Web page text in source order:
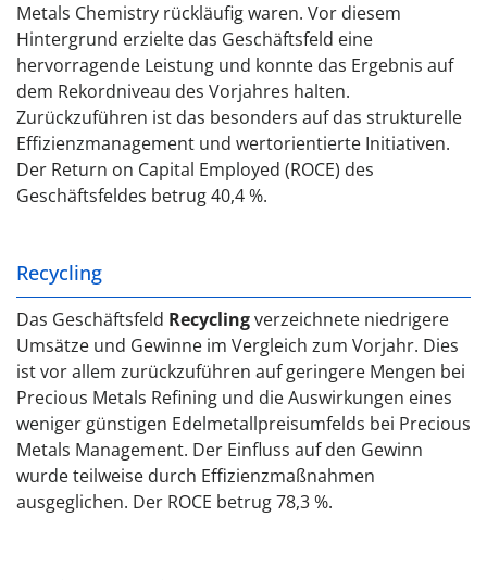
Metals Chemistry rückläufig waren. Vor diesem
Hintergrund erzielte das Geschäftsfeld eine
hervorragende Leistung und konnte das Ergebnis auf
dem Rekordniveau des Vorjahres halten.
Zurückzuführen ist das besonders auf das strukturelle
Effizienzmanagement und wertorientierte Initiativen.
Der Return on Capital Employed (ROCE) des
Geschäftsfeldes betrug 40,4 %.
Recycling
Das Geschäftsfeld Recyclingverzeichnete niedrigere
Umsätze und Gewinne im Vergleich zum Vorjahr. Dies
ist vor allem zurückzuführen auf geringere Mengen bei
Precious Metals Refining und die Auswirkungen eines
weniger günstigen Edelmetallpreisumfelds bei Precious
Metals Management. Der Einfluss auf den Gewinn
wurde teilweise durch Effizienzmaßnahmen
ausgeglichen. Der ROCE betrug 78,3 %.